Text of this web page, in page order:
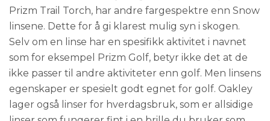
Prizm Trail Torch, har andre fargespektre enn Snow
linsene. Dette for å gi klarest mulig syn i skogen.
Selv om en linse har en spesifikk aktivitet i navnet
som for eksempel Prizm Golf, betyr ikke det at de
ikke passer til andre aktiviteter enn golf. Men linsens
egenskaper er spesielt godt egnet for golf. Oakley
lager også linser for hverdagsbruk, som er allsidige